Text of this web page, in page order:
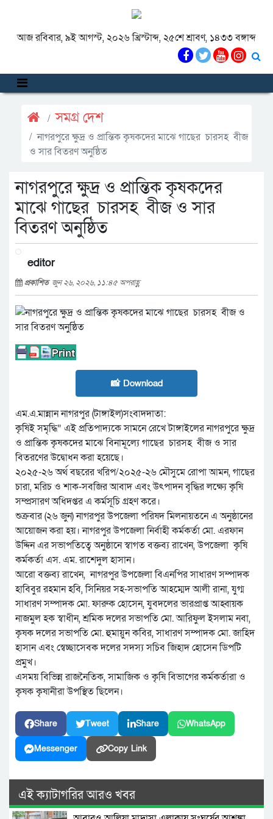
আজ রবিবার, ৯ই আগস্ট, ২০২৬ খ্রিস্টাব্দ, ২৫শে শ্রাবণ, ১৪৩৩ বঙ্গাব্দ
সমগ্র দেশ
নাগরপুরে ক্ষুদ্র ও প্রান্তিক কৃষকদের মাঝে গাছের চারসহ বীজ
ও সার বিতরণ অনুষ্ঠিত
নাগরপুরে ক্ষুদ্র ও প্রান্তিক কৃষকদের
মাঝে গাছের চারসহ বীজ ও সার
বিতরণ অনুষ্ঠিত
editor
প্রকাশিত জুন ২৬, ২০২৬, ১১:৪৫ অপরাহ্ণ
📸 Download
এম.এ.মান্নান নাগরপুর (টাঙ্গাইল)সংবাদদাতা:
কৃষিই সমৃদ্ধি” এই প্রতিপাদ্যকে সামনে রেখে টাঙ্গাইলের নাগরপুরে ক্ষুদ্র
ও প্রান্তিক কৃষকদের মাঝে বিনামূল্যে গাছের চারসহ বীজ ও সার
বিতরণের উদ্বোধন করা হয়েছে।
২০২৫-২৬ অর্থ বছরের খরিপ/২০২৫-২৬ মৌসুমে রোপা আমন, গাছের
চারা, মরিচ ও শাক-সবজির আবাদ এবং উৎপাদন বৃদ্ধির লক্ষ্যে কৃষি
সম্প্রসারণ অধিদপ্তর এ কর্মসূচি গ্রহণ করে।
শুক্রবার (২৬ জুন) নাগরপুর উপজেলা পরিষদ মিলনায়তনে এ অনুষ্ঠানের
আয়োজন করা হয়। নাগরপুর উপজেলা নির্বাহী কর্মকর্তা মো. এরফান
উদ্দিন এর সভাপতিত্বে অনুষ্ঠানে স্বাগত বক্তব্য রাখেন, উপজেলা কৃষি
কর্মকর্তা এস. এম. রাশেদুল হাসান।
আরো বক্তব্য রাখেন, নাগরপুর উপজেলা বিএনপির সাধারণ সম্পাদক
হাবিবুর রহমান হবি, সিনিয়র সহ-সভাপতি আহম্মেদ আলী রানা, যুগ্ম
সাধারণ সম্পাদক মো. ফারুক হোসেন, যুবদলের ভারপ্রাপ্ত আহ্বায়ক
নাজমুল হক স্বাধীন, শ্রমিক দলের সভাপতি মো. আরিফুল ইসলাম নবা,
কৃষক দলের সভাপতি মো. হুমায়ুন কবির, সাধারণ সম্পাদক মো. জাহিদ
হাসান এবং স্বেচ্ছাসেবক দলের সদস্য সচিব জিহাদ হোসেন ডিপটি
প্রমুখ।
এসময় বিভিন্ন রাজনৈতিক, সামাজিক ও কৃষি বিভাগের কর্মকর্তারা ও
কৃষক কৃষানীরা উপস্থিত ছিলেন।
Share Tweet Share WhatsApp
Messenger Copy Link
এই ক্যাটাগরির আরও খবর